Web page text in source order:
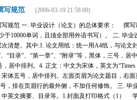
写规范 (2006-03-19 21:58:00)
规范 一. 毕业设计（论文）的总体要求： 撰写
于10000单词，且须全部用外语书写）。 二. 毕业
清楚。其中:1. 论文用纸：统一用A4纸，与论文
“目录”、“第一章”、“附录”等，黑体，三号，居
居中排列。4. 正文：中文为宋体，英文为“Times
体五号，居中排列。左面页眉为论文题目，右
，排在页眉行的最外侧，不加任何修饰。 三. 毕
英文摘要、目录等。1.封面及打印格式（1）